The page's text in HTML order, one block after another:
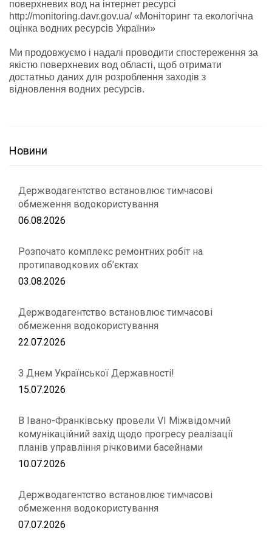
поверхневих вод на інтернет ресурсі
http://monitoring.davr.gov.ua/ «Моніторинг та екологічна
оцінка водних ресурсів України»
Ми продовжуємо і надалі проводити спостереження за
якістю поверхневих вод області, щоб отримати
достатньо даних для розроблення заходів з
відновлення водних ресурсів.
Новини
Держводагентство встановлює тимчасові
обмеження водокористування
06.08.2026
Розпочато комплекс ремонтних робіт на
протипаводкових об’єктах
03.08.2026
Держводагентство встановлює тимчасові
обмеження водокористування
22.07.2026
З Днем Української Державності!
15.07.2026
В Івано-Франківську провели VІ Міжвідомчий
комунікаційний захід щодо прогресу реалізації
планів управління річковими басейнами
10.07.2026
Держводагентство встановлює тимчасові
обмеження водокористування
07.07.2026